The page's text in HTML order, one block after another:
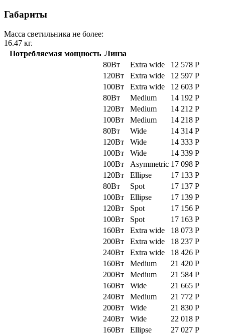
Габариты
Масса светильника не более:
16.47 кг.
Потребляемая мощность Линза
80Вт
Extra wide 12 578 Р
120Вт
Extra wide 12 597 Р
100Вт
Extra wide 12 603 Р
80Вт
Medium 14 192 Р
120Вт
Medium 14 212 Р
100Вт
Medium 14 218 Р
80Вт
Wide 14 314 Р
120Вт
Wide 14 333 Р
100Вт
Wide 14 339 Р
100Вт
Asymmetric 17 098 Р
120Вт
Ellipse 17 133 Р
80Вт
Spot 17 137 Р
100Вт
Ellipse 17 139 Р
120Вт
Spot 17 156 Р
100Вт
Spot 17 163 Р
160Вт
Extra wide 18 073 Р
200Вт
Extra wide 18 237 Р
240Вт
Extra wide 18 426 Р
160Вт
Medium 21 420 Р
200Вт
Medium 21 584 Р
160Вт
Wide 21 665 Р
240Вт
Medium 21 772 Р
200Вт
Wide 21 830 Р
240Вт
Wide 22 018 Р
160Вт
Ellipse 27 027 Р